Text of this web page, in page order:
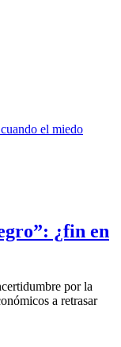
¿fin en
por la
a retrasar